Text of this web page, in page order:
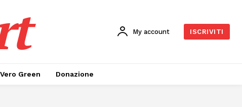
My account ISCRIVITI
Vero Green Donazione